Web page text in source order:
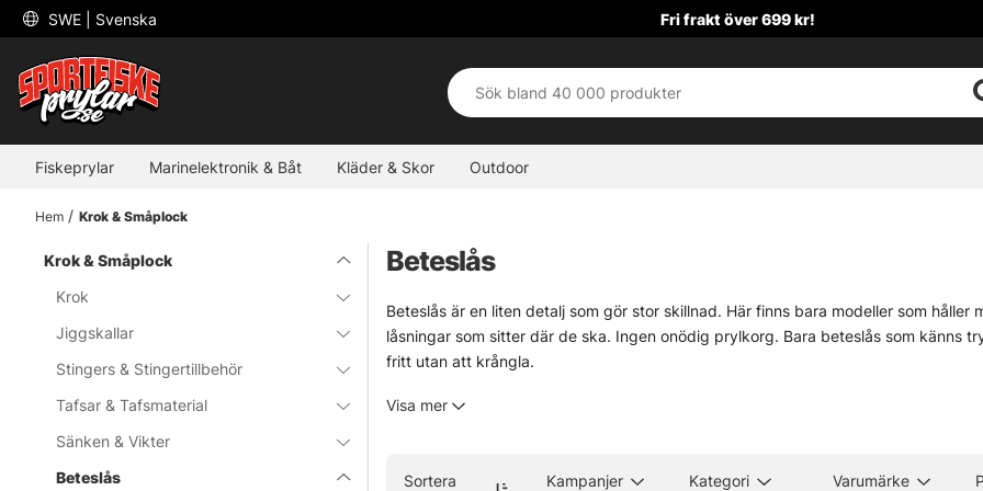
SWE | Svenska Fri frakt över 699 kr!
Fiskeprylar Marinelektronik & Båt Kläder & Skor Outdoor
Hem Krok & Småplock
Krok & Småplock
Krok
Jiggskallar
Stingers & Stingertillbehör
Tafsar & Tafsmaterial
Sänken & Vikter
Beteslås
Beteslås
Beteslås är en liten detalj som gör stor skillnad. Här finns bara modeller som
låsningar som sitter där de ska. Ingen onödig prylkorg. Bara beteslås som känns
fritt utan att krångla.
uppsättning i vissa riggar. Klassiska bygellås har sin plats, och fastach är ett
Visa mer
Sortera
Kampanjer Kategori Varumärke